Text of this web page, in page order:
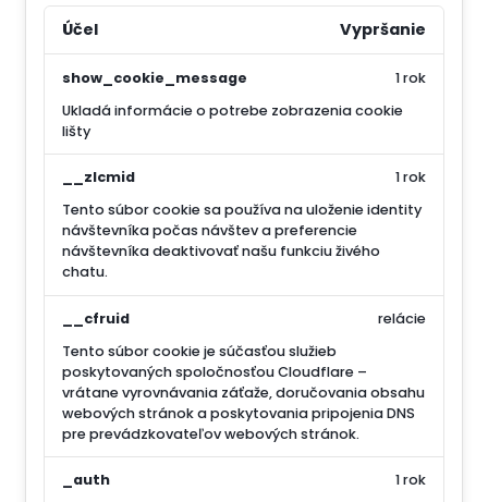
Účel Vypršanie
show_cookie_message
Ukladá informácie o potrebe zobrazenia cookie
lišty
1 rok
__zlcmid
Tento súbor cookie sa používa na uloženie identity
návštevníka počas návštev a preferencie
návštevníka deaktivovať našu funkciu živého
chatu.
1 rok
__cfruid
Tento súbor cookie je súčasťou služieb
poskytovaných spoločnosťou Cloudflare –
vrátane vyrovnávania záťaže, doručovania obsahu
webových stránok a poskytovania pripojenia DNS
pre prevádzkovateľov webových stránok.
relácie
_auth
1 rok